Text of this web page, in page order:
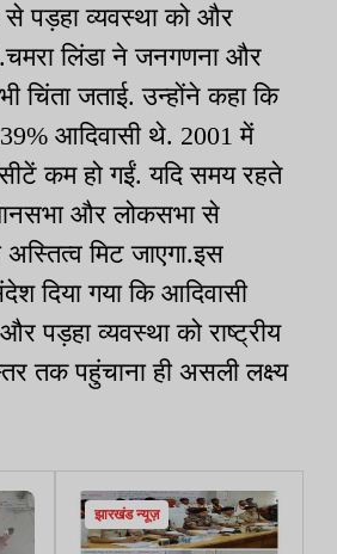
पड़हा व्यवस्था को और
लिंडा ने जनगणना और
चिंता जताई. उन्होंने कहा कि
आदिवासी थे. 2001 में
कम हो गईं. यदि समय रहते
और लोकसभा से
मिट जाएगा.इस
दिया गया कि आदिवासी
पड़हा व्यवस्था को राष्ट्रीय
तक पहुंचाना ही असली लक्ष्य
झारखंड न्यूज़